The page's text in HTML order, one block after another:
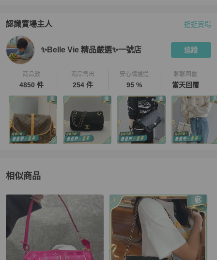
認識賣場主人
PopChill 拍拍圈嚴選賣家 ✨Belle Vie 精品嚴選✨一號店介紹
逛逛賣場
✨Belle Vie 精品嚴選✨一號店 追蹤
商品數
4850 件
商品售出
254 件
安心購通過
95 %
聊聊回覆
當天回覆
相似商品
更多相似Louis Vuitton女包推薦精品